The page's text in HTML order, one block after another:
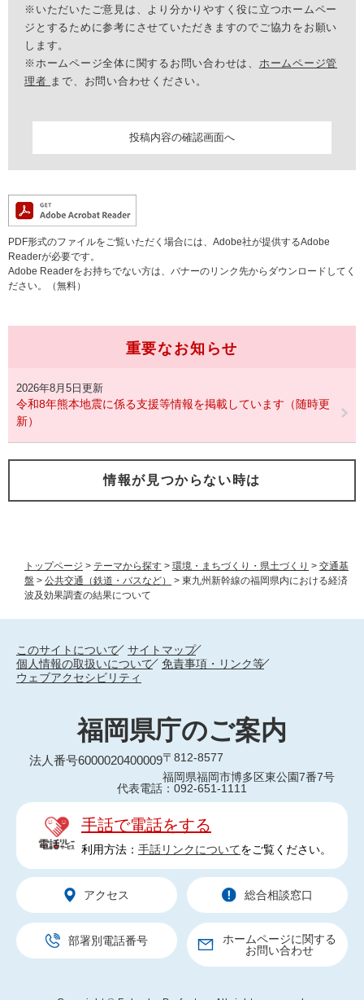
トップページ > テーマから探す > 環境・まちづくり・県土づくり > 交通基
盤 > 公共交通（鉄道・バスなど） > 東九州新幹線の福岡県内における経済
波及効果調査の結果について
※いただいたご意見は、より分かりやすく役に立つホームペー
ジとするために参考にさせていただきますのでご協力をお願い
します。
※ホームページ全体に関するお問い合わせは、 ホームページ管
理者 まで、お問い合わせください。
PDF形式のファイルをご覧いただく場合には、Adobe社が提供するAdobe
Readerが必要です。
Adobe Readerをお持ちでない方は、バナーのリンク先からダウンロードしてく
ださい。（無料）
重要なお知らせ
2026年8月5日更新
令和8年熊本地震に係る支援等情報を掲載しています（随時更
新）
情報が見つからない時は
このサイトについて
サイトマップ
個人情報の取扱いについて
免責事項・リンク等
ウェブアクセシビリティ
福岡県庁のご案内
法人番号6000020400009〒812-8577
福岡県福岡市博多区東公園7番7号
代表電話：092-651-1111
手話で電話をする
利用方法： 手話リンクについてをご覧ください。
アクセス 総合相談窓口
部署別電話番号
ホームページに関する
お問い合わせ